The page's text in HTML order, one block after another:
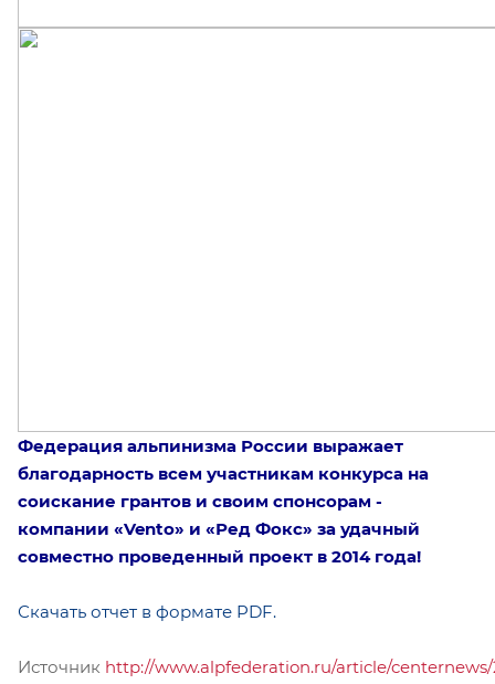
Федерация альпинизма России выражает
благодарность всем участникам конкурса на
соискание грантов и своим спонсорам -
компании «Vento» и «Ред Фокс» за удачный
совместно проведенный проект в 2014 года!
Скачать отчет в формате PDF.
Источник http://www.alpfederation.ru/article/centernews/